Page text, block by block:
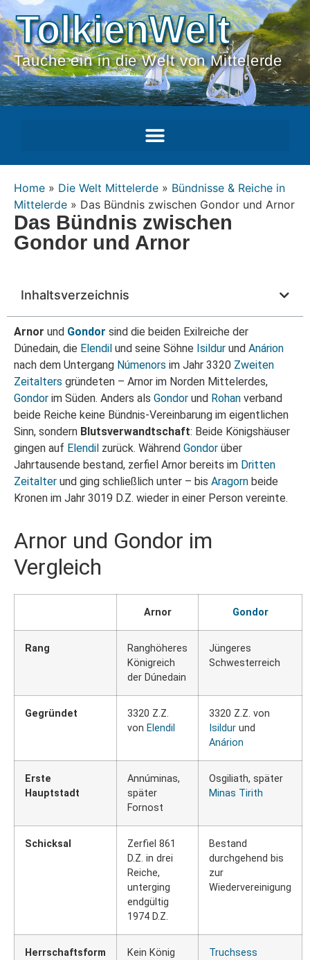
TolkienWelt
Tauche ein in die Welt von Mittelerde
Home » Die Welt Mittelerde » Bündnisse & Reiche in
Mittelerde » Das Bündnis zwischen Gondor und Arnor
Das Bündnis zwischen
Gondor und Arnor
Inhaltsverzeichnis
Arnor und Gondor sind die beiden Exilreiche der
Dúnedain, die Elendil und seine Söhne Isildur und Anárion
nach dem Untergang Númenors im Jahr 3320 Zweiten
Zeitalters gründeten – Arnor im Norden Mittelerdes,
Gondor im Süden. Anders als Gondor und Rohan verband
beide Reiche keine Bündnis-Vereinbarung im eigentlichen
Sinn, sondern Blutsverwandtschaft: Beide Königshäuser
gingen auf Elendil zurück. Während Gondor über
Jahrtausende bestand, zerfiel Arnor bereits im Dritten
Zeitalter und ging schließlich unter – bis Aragorn beide
Kronen im Jahr 3019 D.Z. wieder in einer Person vereinte.
Arnor und Gondor im
Vergleich
Arnor Gondor
Rang
Ranghöheres
Königreich
der Dúnedain
Jüngeres
Schwesterreich
Gegründet
3320 Z.Z.
von Elendil
3320 Z.Z. von
Isildur und
Anárion
Erste
Hauptstadt
Annúminas,
später
Fornost
Osgiliath, später
Minas Tirith
Schicksal
Zerfiel 861
D.Z. in drei
Reiche,
unterging
endgültig
1974 D.Z.
Bestand
durchgehend bis
zur
Wiedervereinigung
Herrschaftsform
Kein König
Truchsess